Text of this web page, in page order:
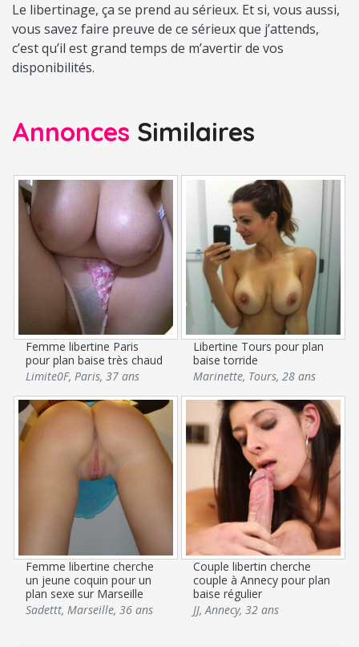
Le libertinage, ça se prend au sérieux. Et si, vous aussi,
vous savez faire preuve de ce sérieux que j’attends,
c’est qu’il est grand temps de m’avertir de vos
disponibilités.
Annonces Similaires
Femme libertine Paris
pour plan baise très chaud
Limite0F, Paris,37 ans
Libertine Tours pour plan
baise torride
Marinette, Tours,28 ans
Femme libertine cherche
un jeune coquin pour un
plan sexe sur Marseille
Sadettt,Marseille,36 ans
Couple libertin cherche
couple à Annecy pour plan
baise régulier
JJ,Annecy,32 ans